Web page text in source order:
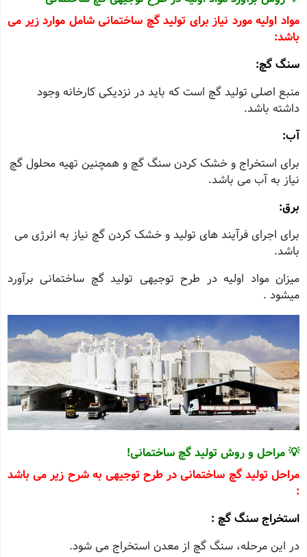
مواد اولیه مورد نیاز برای تولید گچ ساختمانی شامل موارد زیر می
باشد:
سنگ گچ:
منبع اصلی تولید گچ است که باید در نزدیکی کارخانه وجود
داشته باشد.
آب:
برای استخراج و خشک کردن سنگ گچ و همچنین تهیه محلول گچ
نیاز به آب می باشد.
برق:
برای اجرای فرآیند های تولید و خشک کردن گچ نیاز به انرژی می
باشد.
میزان مواد اولیه در طرح توجیهی تولید گچ ساختمانی برآورد
میشود .
💡 مراحل و روش تولید گچ ساختمانی!
مراحل تولید گچ ساختمانی در طرح توجیهی به شرح زیر می باشد
:
استخراج سنگ گچ :
در این مرحله، سنگ گچ از معدن استخراج می‌ شود.